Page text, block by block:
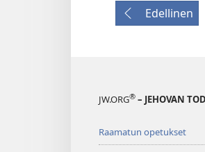
Edellinen
JW.ORG® – JEHOVAN
Raamatun opetukset